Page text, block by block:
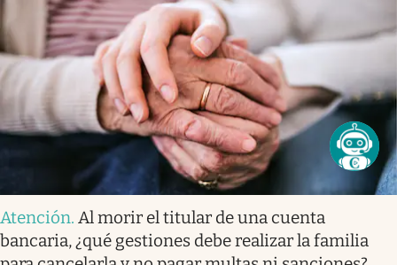
Atención. Al morir el titular de una cuenta
bancaria, ¿qué gestiones debe realizar la familia